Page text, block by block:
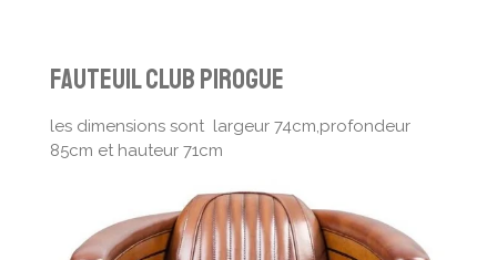
fauteuil club pirogue
les dimensions sont largeur 74cm,profondeur
85cm et hauteur 71cm